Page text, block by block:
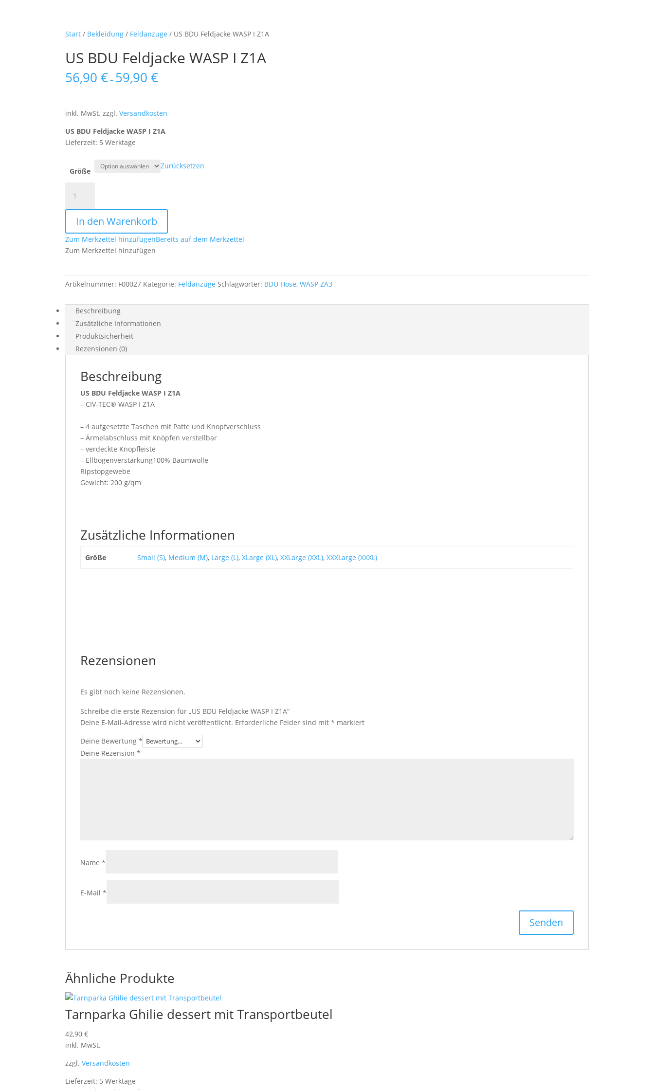
Start / Bekleidung / Feldanzüge / US BDU Feldjacke WASP I Z1A
US BDU Feldjacke WASP I Z1A
56,90€ – 59,90€
inkl. MwSt. zzgl.Versandkosten
US BDU Feldjacke WASP I Z1A
Lieferzeit: 5 Werktage
Größe
Zurücksetzen
BDU
Feldjacke
WASP
I
Z1A
Menge
In den Warenkorb
Zum Merkzettel hinzufügenBereits auf dem Merkzettel
Zum Merkzettel hinzufügen
Artikelnummer: F00027 Kategorie: Feldanzüge Schlagwörter: BDU Hose,WASP ZA3
Beschreibung
Zusätzliche Informationen
Produktsicherheit
Rezensionen (0)
Beschreibung
US BDU Feldjacke WASP I Z1A
– CIV-TEC® WASP I Z1A
– 4 aufgesetzte Taschen mit Patte und Knopfverschluss
– Ärmelabschluss mit Knöpfen verstellbar
– verdeckte Knopfleiste
– Ellbogenverstärkung100% Baumwolle
Ripstopgewebe
Gewicht: 200 g/qm
Zusätzliche Informationen
Größe Small (S), Medium (M), Large (L), XLarge (XL), XXLarge (XXL), XXXLarge (XXXL)
Rezensionen
Es gibt noch keine Rezensionen.
Schreibe die erste Rezension für „US BDU Feldjacke WASP I Z1A“
Deine E-Mail-Adresse wird nicht veröffentlicht. Erforderliche Felder sind mit* markiert
Deine Bewertung*
Deine Rezension*
Name*
E-Mail*
Ähnliche Produkte
Tarnparka Ghilie dessert mit Transportbeutel
42,90€
inkl. MwSt.
zzgl.Versandkosten
Lieferzeit: 5 Werktage